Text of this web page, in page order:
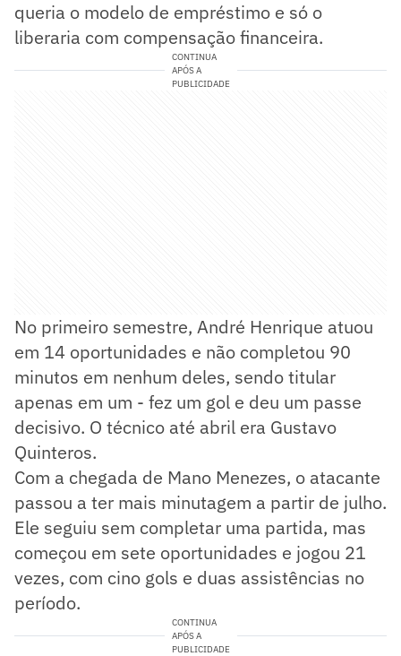
queria o modelo de empréstimo e só o
liberaria com compensação financeira.
CONTINUA
APÓS A
PUBLICIDADE
No primeiro semestre, André Henrique atuou
em 14 oportunidades e não completou 90
minutos em nenhum deles, sendo titular
apenas em um - fez um gol e deu um passe
decisivo. O técnico até abril era Gustavo
Quinteros.
Com a chegada de Mano Menezes, o atacante
passou a ter mais minutagem a partir de julho.
Ele seguiu sem completar uma partida, mas
começou em sete oportunidades e jogou 21
vezes, com cino gols e duas assistências no
período.
CONTINUA
APÓS A
PUBLICIDADE